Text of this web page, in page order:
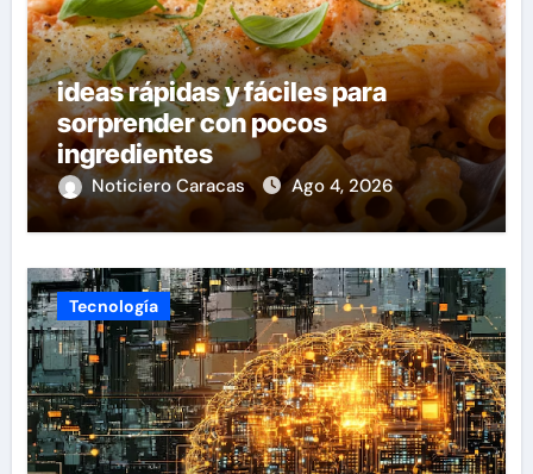
ideas rápidas y fáciles para
sorprender con pocos
ingredientes
Noticiero Caracas Ago 4, 2026
Tecnología